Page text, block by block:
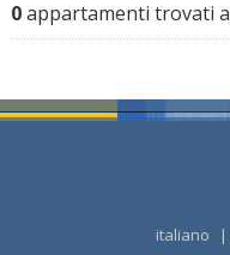
0appartamenti trovati a
italiano |